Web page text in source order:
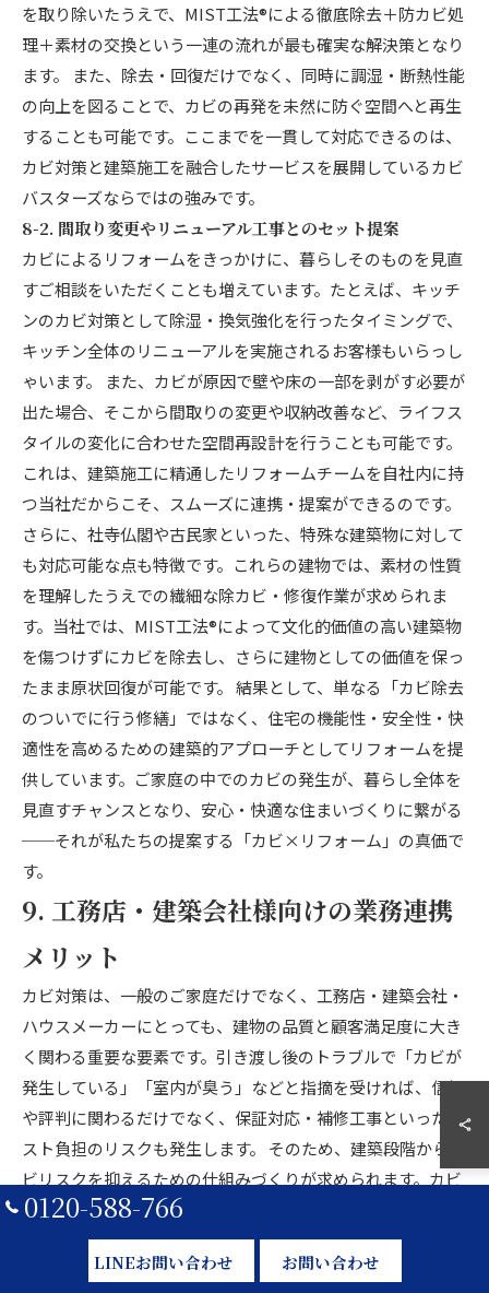
を取り除いたうえで、MIST工法®による徹底除去＋防カビ処
理＋素材の交換という一連の流れが最も確実な解決策となり
ます。 また、除去・回復だけでなく、同時に調湿・断熱性能
の向上を図ることで、カビの再発を未然に防ぐ空間へと再生
することも可能です。ここまでを一貫して対応できるのは、
カビ対策と建築施工を融合したサービスを展開しているカビ
バスターズならではの強みです。
8-2. 間取り変更やリニューアル工事とのセット提案
カビによるリフォームをきっかけに、暮らしそのものを見直
すご相談をいただくことも増えています。たとえば、キッチ
ンのカビ対策として除湿・換気強化を行ったタイミングで、
キッチン全体のリニューアルを実施されるお客様もいらっし
ゃいます。 また、カビが原因で壁や床の一部を剥がす必要が
出た場合、そこから間取りの変更や収納改善など、ライフス
タイルの変化に合わせた空間再設計を行うことも可能です。
これは、建築施工に精通したリフォームチームを自社内に持
つ当社だからこそ、スムーズに連携・提案ができるのです。
さらに、社寺仏閣や古民家といった、特殊な建築物に対して
も対応可能な点も特徴です。これらの建物では、素材の性質
を理解したうえでの繊細な除カビ・修復作業が求められま
す。当社では、MIST工法®によって文化的価値の高い建築物
を傷つけずにカビを除去し、さらに建物としての価値を保っ
たまま原状回復が可能です。 結果として、単なる「カビ除去
のついでに行う修繕」ではなく、住宅の機能性・安全性・快
適性を高めるための建築的アプローチとしてリフォームを提
供しています。ご家庭の中でのカビの発生が、暮らし全体を
見直すチャンスとなり、安心・快適な住まいづくりに繋がる
──それが私たちの提案する「カビ×リフォーム」の真価で
す。
9. 工務店・建築会社様向けの業務連携
メリット
カビ対策は、一般のご家庭だけでなく、工務店・建築会社・
ハウスメーカーにとっても、建物の品質と顧客満足度に大き
く関わる重要な要素です。引き渡し後のトラブルで「カビが
発生している」「室内が臭う」などと指摘を受ければ、信頼
や評判に関わるだけでなく、保証対応・補修工事といったコ
スト負担のリスクも発生します。 そのため、建築段階からカ
ビリスクを抑えるための仕組みづくりが求められます。カビ
バスターズは、除カビの専門技術と建築知識を融合し、パー
トナー企業様の現場を強力にサポートする体制を整えていま
す。この章では、工務店・建築業者の皆様と連携することで
0120-588-766
LINEお問い合わせ お問い合わせ